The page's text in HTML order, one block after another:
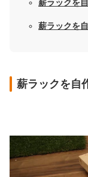
薪ラックを
薪ラックを
薪ラックを自